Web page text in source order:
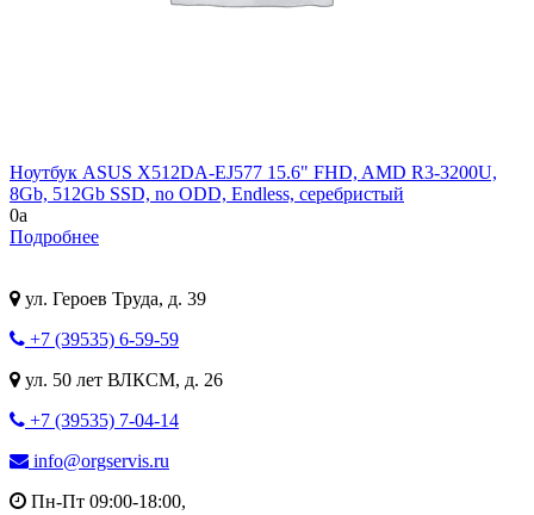
Ноутбук ASUS X512DA-EJ577 15.6" FHD, AMD R3-3200U,
8Gb, 512Gb SSD, no ODD, Endless, серебристый
0a
Подробнее
ул. Героев Труда, д. 39
+7 (39535) 6-59-59
ул. 50 лет ВЛКСМ, д. 26
+7 (39535) 7-04-14
info@orgservis.ru
Пн-Пт 09:00-18:00,